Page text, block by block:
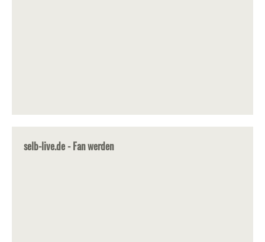
selb-live.de - Fan werden